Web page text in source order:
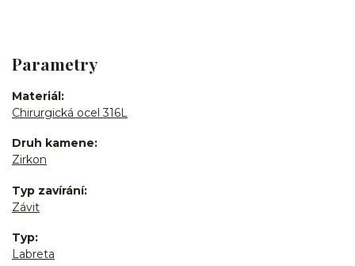
Parametry
Materiál
Chirurgická ocel 316L
Druh kamene
Zirkon
Typ zavírání
Závit
Typ
Labreta